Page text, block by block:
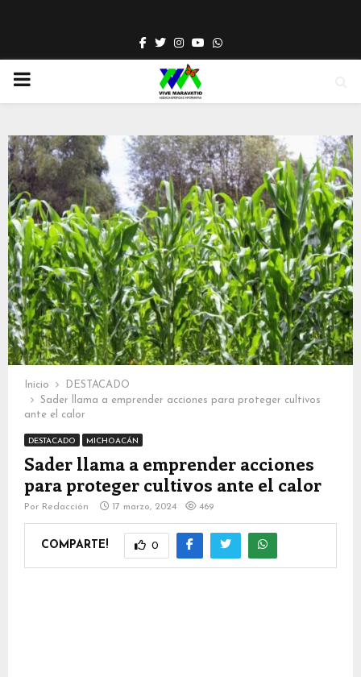
Facebook
TwitterInstagram
YoutubeWhatsapp
PRIMARY
Inicio
DESTACADO
Sader llama a emprender acciones para proteger cultivos
ante el calor
DESTACADO MICHOACÁN
Sader llama a emprender acciones
para proteger cultivos ante el calor
Por Redacción 17 marzo, 2024 469
COMPARTE! 0